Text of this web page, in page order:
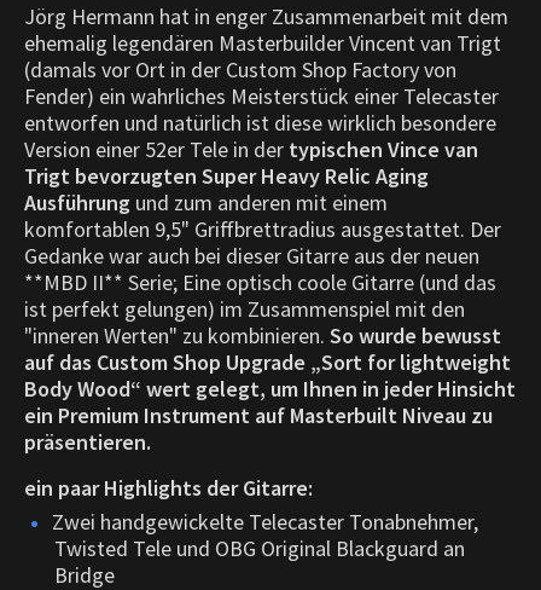
Jörg Hermann hat in enger Zusammenarbeit mit dem
ehemalig legendären Masterbuilder Vincent van Trigt
(damals vor Ort in der Custom Shop Factory von
Fender) ein wahrliches Meisterstück einer Telecaster
entworfen und natürlich ist diese wirklich besondere
Version einer 52er Tele in der typischen Vince van
Trigt bevorzugten Super Heavy Relic Aging
Ausführung und zum anderen mit einem
komfortablen 9,5" Griffbrettradius ausgestattet. Der
Gedanke war auch bei dieser Gitarre aus der neuen
**MBD II** Serie; Eine optisch coole Gitarre (und das
ist perfekt gelungen) im Zusammenspiel mit den
"inneren Werten" zu kombinieren. So wurde bewusst
auf das Custom Shop Upgrade „Sort for lightweight
Body Wood“ wert gelegt, um Ihnen in jeder Hinsicht
ein Premium Instrument auf Masterbuilt Niveau zu
präsentieren.
ein paar Highlights der Gitarre:
Zwei handgewickelte Telecaster Tonabnehmer,
Twisted Tele und OBG Original Blackguard an
Bridge